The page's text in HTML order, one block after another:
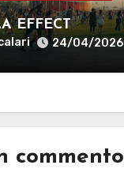
EFFECT
24/04/2026
commento